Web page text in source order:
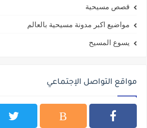
قصص مسيحية
مواضيع اكبر مدونة مسيحية بالعالم
يسوع المسيح
مواقع التواصل الإجتماعي